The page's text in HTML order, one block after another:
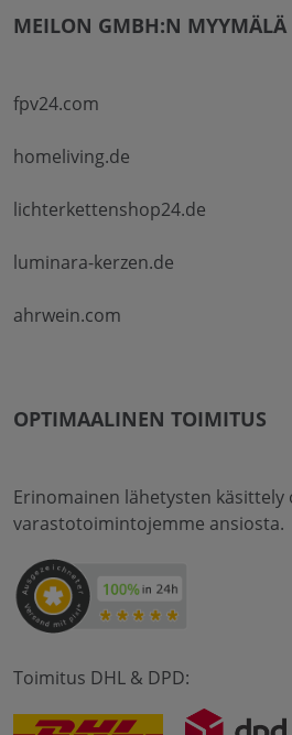
MEILON GMBH:N MYYMÄLÄ
fpv24.com
homeliving.de
lichterkettenshop24.de
luminara-kerzen.de
ahrwein.com
OPTIMAALINEN TOIMITUS
Erinomainen lähetysten
varastotoimintojemme ansiosta.
Toimitus DHL & DPD: